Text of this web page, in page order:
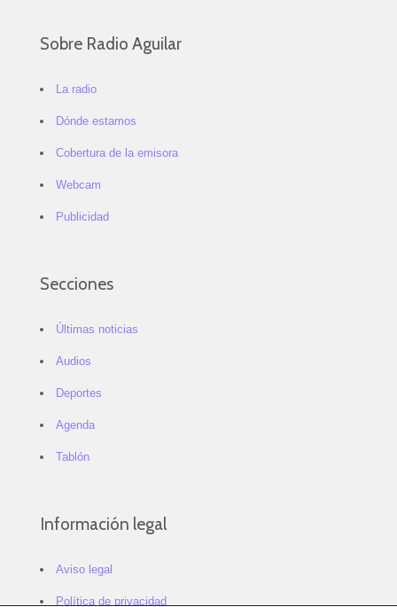
Sobre Radio Aguilar
La radio
Dónde estamos
Cobertura de la emisora
Webcam
Publicidad
Secciones
Últimas noticias
Audios
Deportes
Agenda
Tablón
Información legal
Aviso legal
Política de privacidad